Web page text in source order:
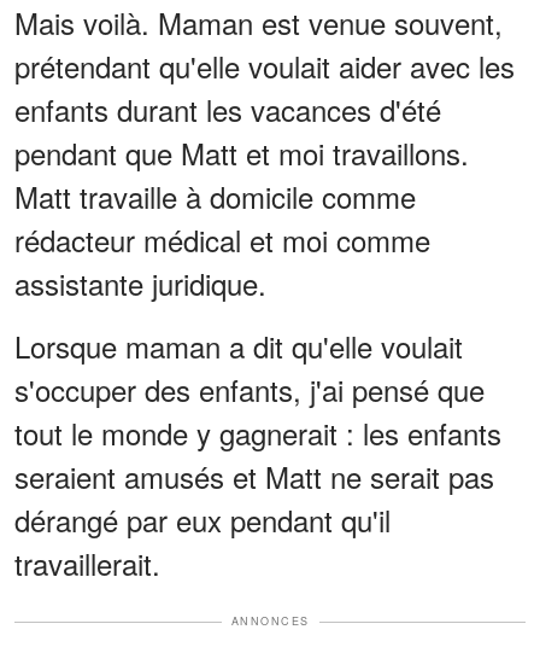
Mais voilà. Maman est venue souvent,
prétendant qu'elle voulait aider avec les
enfants durant les vacances d'été
pendant que Matt et moi travaillons.
Matt travaille à domicile comme
rédacteur médical et moi comme
assistante juridique.
Lorsque maman a dit qu'elle voulait
s'occuper des enfants, j'ai pensé que
tout le monde y gagnerait : les enfants
seraient amusés et Matt ne serait pas
dérangé par eux pendant qu'il
travaillerait.
ANNONCES